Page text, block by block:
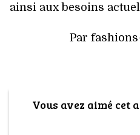
ainsi aux besoins
Par
Vous avez aimé cet